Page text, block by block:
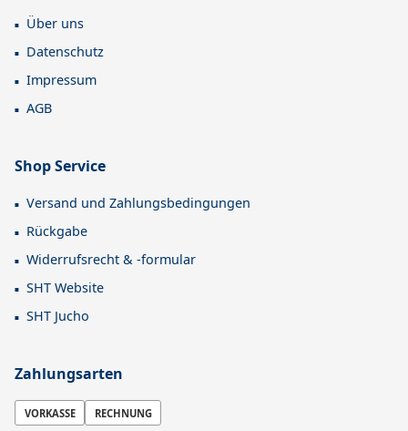
Über uns
Datenschutz
Impressum
AGB
Shop Service
Versand und Zahlungsbedingungen
Rückgabe
Widerrufsrecht & -formular
SHT Website
SHT Jucho
Zahlungsarten
VORKASSE RECHNUNG